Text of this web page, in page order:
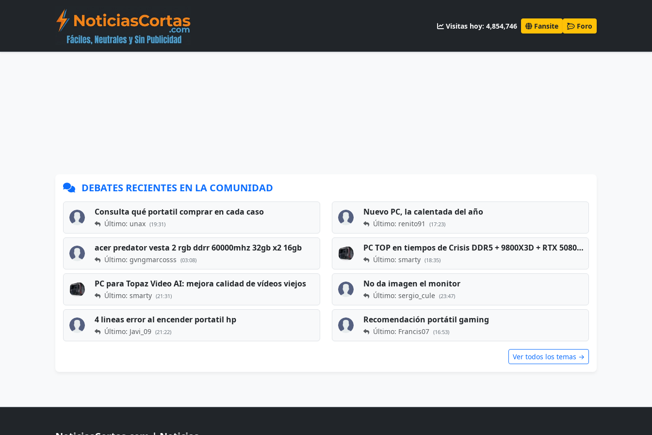
Visitas hoy: 4,854,746 Fansite Foro
DEBATES RECIENTES EN LA COMUNIDAD
Consulta qué portatil comprar en cada caso
Último: unax (19:31)
Nuevo PC, la calentada del año
Último: renito91 (17:23)
acer predator vesta 2 rgb ddrr 60000mhz 32gb x2 16gb
Último: gvngmarcosss (03:08)
PC TOP en tiempos de Crisis DDR5 + 9800X3D + RTX 5080 [2026][2400€]
Último: smarty (18:35)
PC para Topaz Video AI: mejora calidad de vídeos viejos
Último: smarty (21:31)
No da imagen el monitor
Último: sergio_cule (23:47)
4 lineas error al encender portatil hp
Último: Javi_09 (21:22)
Recomendación portátil gaming
Último: Francis07 (16:53)
Ver todos los temas →